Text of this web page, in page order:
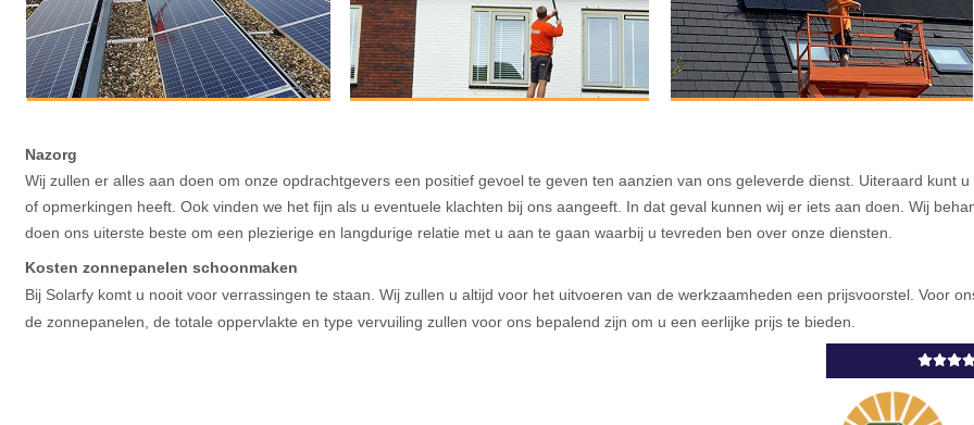
Nazorg
Wij zullen er alles aan doen om onze opdrachtgevers een positief gevoel te geven ten aanzien van ons geleverde dienst. Uiteraard kunt
of opmerkingen heeft. Ook vinden we het fijn als u eventuele klachten bij ons aangeeft. In dat geval kunnen wij er iets aan doen. Wij
doen ons uiterste beste om een plezierige en langdurige relatie met u aan te gaan waarbij u tevreden ben over onze diensten.
Kosten zonnepanelen schoonmaken
Bij Solarfy komt u nooit voor verrassingen te staan. Wij zullen u altijd voor het uitvoeren van de werkzaamheden een prijsvoorstel. Voor
de zonnepanelen, de totale oppervlakte en type vervuiling zullen voor ons bepalend zijn om u een eerlijke prijs te bieden.